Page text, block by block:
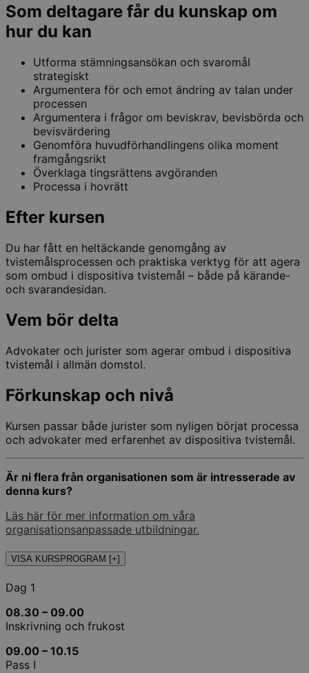
Som deltagare får du kunskap om
hur du kan
Utforma stämningsansökan och svaromål
strategiskt
Argumentera för och emot ändring av talan under
processen
Argumentera i frågor om beviskrav, bevisbörda och
bevisvärdering
Genomföra huvudförhandlingens olika moment
framgångsrikt
Överklaga tingsrättens avgöranden
Processa i hovrätt
Efter kursen
Du har fått en heltäckande genomgång av
tvistemålsprocessen och praktiska verktyg för att agera
som ombud i dispositiva tvistemål – både på kärande-
och svarandesidan.
Vem bör delta
Advokater och jurister som agerar ombud i dispositiva
tvistemål i allmän domstol.
Förkunskap och nivå
Kursen passar både jurister som nyligen börjat processa
och advokater med erfarenhet av dispositiva tvistemål.
Är ni flera från organisationen som är intresserade av
denna kurs?
Läs här för mer information om våra
organisationsanpassade utbildningar.
VISA KURSPROGRAM [+]
Dag 1
08.30 – 09.00
Inskrivning och frukost
09.00 – 10.15
Pass I